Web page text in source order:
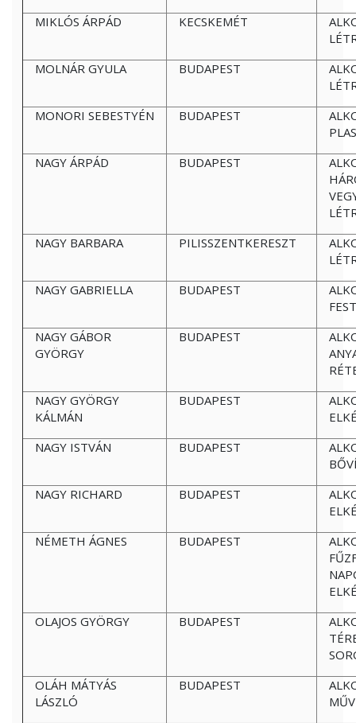
MIKLÓS ÁRPÁD
KECSKEMÉT
MOLNÁR GYULA
BUDAPEST
MONORI SEBESTYÉN
BUDAPEST
NAGY ÁRPÁD
BUDAPEST
NAGY BARBARA
PILISSZENTKERESZT
NAGY GABRIELLA
BUDAPEST
NAGY GÁBOR
GYÖRGY
BUDAPEST
NAGY GYÖRGY
KÁLMÁN
BUDAPEST
NAGY ISTVÁN
BUDAPEST
NAGY RICHARD
BUDAPEST
NÉMETH ÁGNES
BUDAPEST
OLAJOS GYÖRGY
BUDAPEST
OLÁH MÁTYÁS
LÁSZLÓ
BUDAPEST